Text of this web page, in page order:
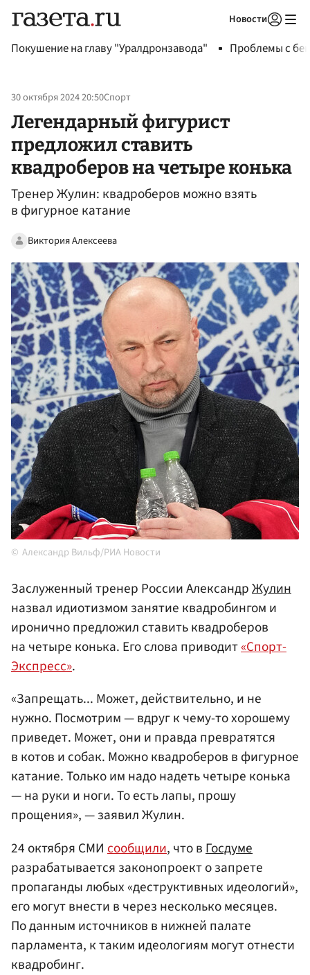
Новости
Покушение на главу "Уралдронзавода" Проблемы с
30 октября 2024 20:50Спорт
Легендарный фигурист
предложил ставить
квадроберов на четыре конька
Тренер Жулин: квадроберов можно взять
в фигурное катание
Виктория Алексеева
Александр Вильф/РИА Новости
Заслуженный тренер России АлександрЖулин
назвал идиотизмом занятие квадробингом и
иронично предложил ставить квадроберов
на четыре конька. Его слова приводит«Спорт-
Экспресс».
«Запрещать... Может, действительно, и не
нужно. Посмотрим — вдруг к чему-то хорошему
приведет. Может, они и правда превратятся
в котов и собак. Можно квадроберов в фигурное
катание. Только им надо надеть четыре конька
— на руки и ноги. То есть лапы, прошу
прощения», — заявил Жулин.
24 октября СМИ сообщили, что в Госдуме
разрабатывается законопроект о запрете
пропаганды любых «деструктивных идеологий»,
его могут внести в через несколько месяцев.
По данным источников в нижней палате
парламента, к таким идеологиям могут отнести
квадробинг.